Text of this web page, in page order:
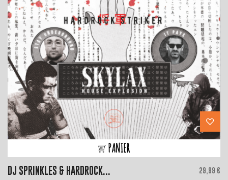
PANIER
DJ SPRINKLES & HARDROCK... Price
29,99 €